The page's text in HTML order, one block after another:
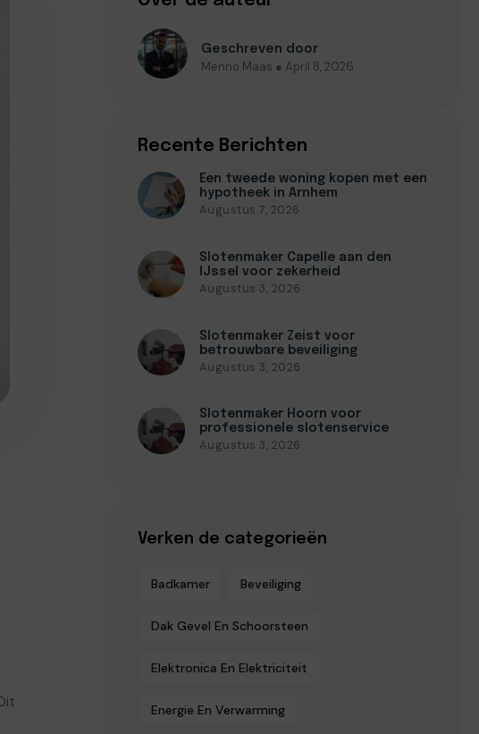
Geschreven door
Menno Maas ● April 8, 2026
Recente Berichten
Een tweede woning kopen met een
hypotheek in Arnhem
Augustus 7, 2026
Slotenmaker Capelle aan den
IJssel voor zekerheid
Augustus 3, 2026
Slotenmaker Zeist voor
betrouwbare beveiliging
Augustus 3, 2026
Slotenmaker Hoorn voor
professionele slotenservice
Augustus 3, 2026
Verken de categorieën
Badkamer Beveiliging
Dak Gevel En Schoorsteen
Elektronica En Elektriciteit
Energie En Verwarming